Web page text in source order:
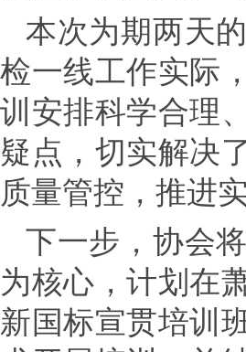
本次为期两天
检一线工作实际
训安排科学合理
疑点，切实解决
质量管控，推进
下一步，协会
为核心，计划在
新国标宣贯培训